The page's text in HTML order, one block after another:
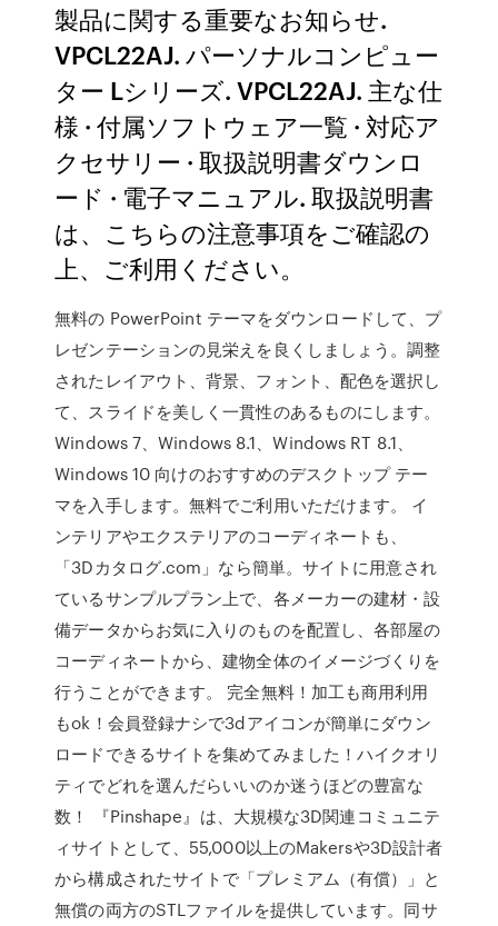
製品に関する重要なお知らせ.
VPCL22AJ. パーソナルコンピュー
ター Lシリーズ. VPCL22AJ. 主な仕
様 · 付属ソフトウェア一覧 · 対応ア
クセサリー · 取扱説明書ダウンロ
ード · 電子マニュアル. 取扱説明書
は、こちらの注意事項をご確認の
上、ご利用ください。
無料の PowerPoint テーマをダウンロードして、プ
レゼンテーションの見栄えを良くしましょう。調整
されたレイアウト、背景、フォント、配色を選択し
て、スライドを美しく一貫性のあるものにします。
Windows 7、Windows 8.1、Windows RT 8.1、
Windows 10 向けのおすすめのデスクトップ テー
マを入手します。無料でご利用いただけます。 イ
ンテリアやエクステリアのコーディネートも、
「3Dカタログ.com」なら簡単。サイトに用意され
ているサンプルプラン上で、各メーカーの建材・設
備データからお気に入りのものを配置し、各部屋の
コーディネートから、建物全体のイメージづくりを
行うことができます。 完全無料！加工も商用利用
もok！会員登録ナシで3dアイコンが簡単にダウン
ロードできるサイトを集めてみました！ハイクオリ
ティでどれを選んだらいいのか迷うほどの豊富な
数！ 『Pinshape』は、大規模な3D関連コミュニテ
ィサイトとして、55,000以上のMakersや3D設計者
から構成されたサイトで「プレミアム（有償）」と
無償の両方のSTLファイルを提供しています。同サ